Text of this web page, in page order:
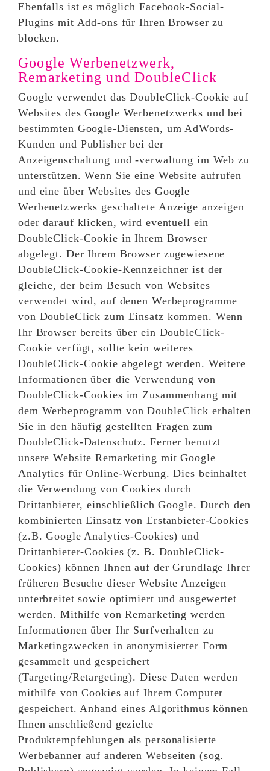
Ebenfalls ist es möglich Facebook-Social-
Plugins mit Add-ons für Ihren Browser zu
blocken.
Google Werbenetzwerk,
Remarketing und DoubleClick
Google verwendet das DoubleClick-Cookie auf
Websites des Google Werbenetzwerks und bei
bestimmten Google-Diensten, um AdWords-
Kunden und Publisher bei der
Anzeigenschaltung und -verwaltung im Web zu
unterstützen. Wenn Sie eine Website aufrufen
und eine über Websites des Google
Werbenetzwerks geschaltete Anzeige anzeigen
oder darauf klicken, wird eventuell ein
DoubleClick-Cookie in Ihrem Browser
abgelegt. Der Ihrem Browser zugewiesene
DoubleClick-Cookie-Kennzeichner ist der
gleiche, der beim Besuch von Websites
verwendet wird, auf denen Werbeprogramme
von DoubleClick zum Einsatz kommen. Wenn
Ihr Browser bereits über ein DoubleClick-
Cookie verfügt, sollte kein weiteres
DoubleClick-Cookie abgelegt werden. Weitere
Informationen über die Verwendung von
DoubleClick-Cookies im Zusammenhang mit
dem Werbeprogramm von DoubleClick erhalten
Sie in den häufig gestellten Fragen zum
DoubleClick-Datenschutz. Ferner benutzt
unsere Website Remarketing mit Google
Analytics für Online-Werbung. Dies beinhaltet
die Verwendung von Cookies durch
Drittanbieter, einschließlich Google. Durch den
kombinierten Einsatz von Erstanbieter-Cookies
(z.B. Google Analytics-Cookies) und
Drittanbieter-Cookies (z. B. DoubleClick-
Cookies) können Ihnen auf der Grundlage Ihrer
früheren Besuche dieser Website Anzeigen
unterbreitet sowie optimiert und ausgewertet
werden. Mithilfe von Remarketing werden
Informationen über Ihr Surfverhalten zu
Marketingzwecken in anonymisierter Form
gesammelt und gespeichert
(Targeting/Retargeting). Diese Daten werden
mithilfe von Cookies auf Ihrem Computer
gespeichert. Anhand eines Algorithmus können
Ihnen anschließend gezielte
Produktempfehlungen als personalisierte
Werbebanner auf anderen Webseiten (sog.